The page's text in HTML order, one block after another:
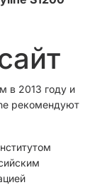
в 2013 году и
рекомендуют